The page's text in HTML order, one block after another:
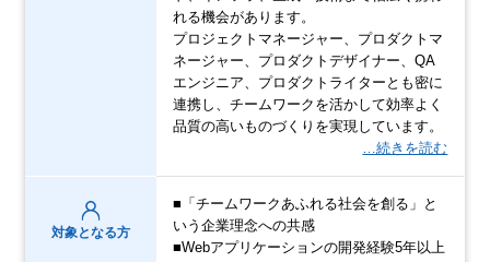
れる機会があります。
プロジェクトマネージャー、プロダクトマ
ネージャー、プロダクトデザイナー、QA
エンジニア、プロダクトライターとも密に
連携し、チームワークを活かして効率よく
品質の高いものづくりを実現しています。
…続きを読む
対象となる方
■「チームワークあふれる社会を創る」と
いう企業理念への共感
■Webアプリケーションの開発経験5年以上